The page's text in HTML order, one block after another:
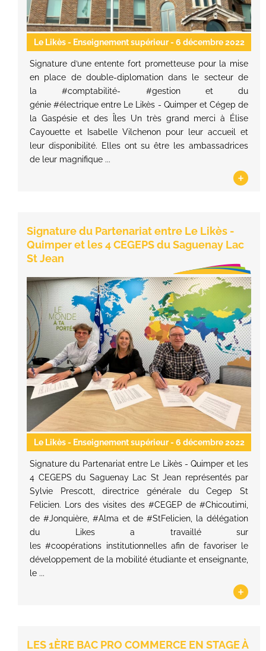
Le Likès - Enseignement supérieur- 6 décembre 2022
Signature d’une entente fort prometteuse pour la mise
en place de double-diplomation dans le secteur de
la #comptabilité- #gestion et du
génie #électrique entre Le Likès - Quimper et Cégep de
la Gaspésie et des Îles Un très grand merci à Élise
Cayouette et Isabelle Vilchenon pour leur accueil et
leur disponibilité. Elles ont su être les ambassadrices
de leur magnifique ...
+
Signature du Partenariat entre Le Likès -
Quimper et les 4 CEGEPS du Saguenay Lac
St Jean
Le Likès - Enseignement supérieur- 6 décembre 2022
Signature du Partenariat entre Le Likès - Quimper et les
4 CEGEPS du Saguenay Lac St Jean représentés par
Sylvie Prescott, directrice générale du Cegep St
Felicien. Lors des visites des #CEGEP de #Chicoutimi,
de #Jonquière, #Alma et de #StFelicien, la délégation
du Likes a travaillé sur
les #coopérations institutionnelles afin de favoriser le
développement de la mobilité étudiante et enseignante,
le ...
+
LES 1ÈRE BAC PRO COMMERCE EN STAGE À